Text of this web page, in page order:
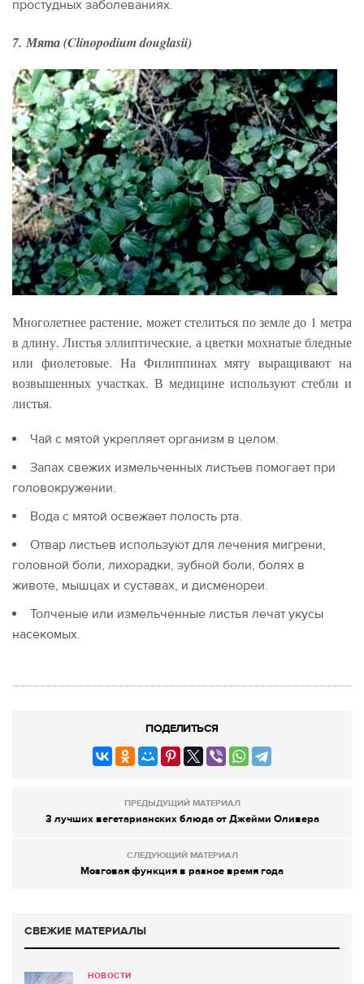
простудных заболеваниях.
7. Мята (Clinopodium douglasii)
Многолетнее растение, может стелиться по земле до 1 метра
в длину. Листья эллиптические, а цветки мохнатые бледные
или фиолетовые. На Филиппинах мяту выращивают на
возвышенных участках. В медицине используют стебли и
листья.
Чай с мятой укрепляет организм в целом.
Запах свежих измельченных листьев помогает при
головокружении.
Вода с мятой освежает полость рта.
Отвар листьев используют для лечения мигрени,
головной боли, лихорадки, зубной боли, болях в
животе, мышцах и суставах, и дисменореи.
Толченые или измельченные листья лечат укусы
насекомых.
ПОДЕЛИТЬСЯ
ПРЕДЫДУЩИЙ МАТЕРИАЛ
3 лучших вегетарианских блюда от Джейми Оливера
СЛЕДУЮЩИЙ МАТЕРИАЛ
Мозговая функция в разное время года
СВЕЖИЕ МАТЕРИАЛЫ
НОВОСТИ